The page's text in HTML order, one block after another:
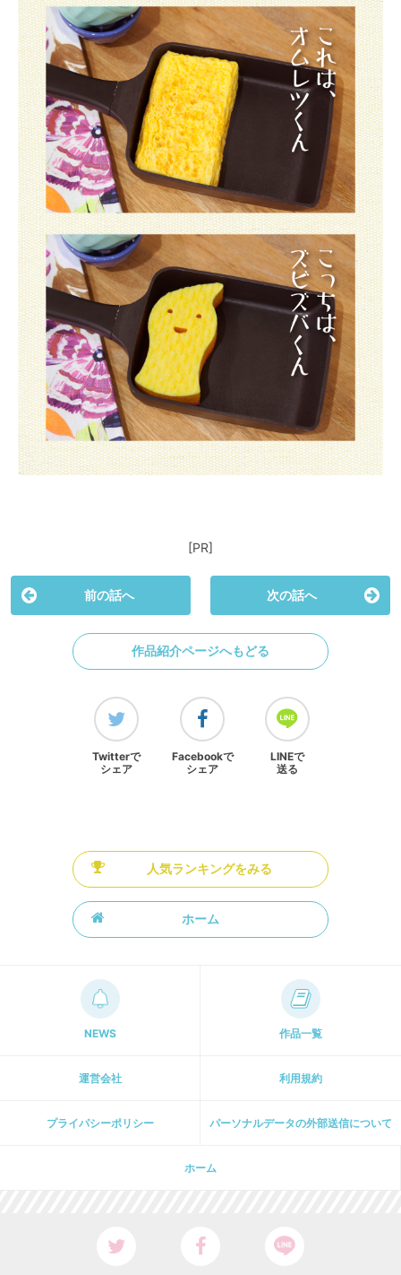
[PR]
前の話へ 次の話へ
作品紹介ページへもどる
Twitterで
シェア
Facebookで
シェア
LINEで
送る
人気ランキングをみる
ホーム
NEWS 作品一覧
運営会社 利用規約
プライパシーポリシー パーソナルデータの外部送信について
ホーム